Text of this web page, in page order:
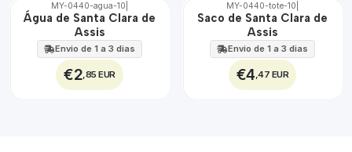
🇵🇹
MY-0440-agua-10
Água de Santa Clara de
Assis
Envio de 1 a 3 dias
€2 ,85 EUR
🇵🇹
MY-0440-tote-10
Saco de Santa Clara de
Assis
Envio de 1 a 3 dias
€4 ,47 EUR